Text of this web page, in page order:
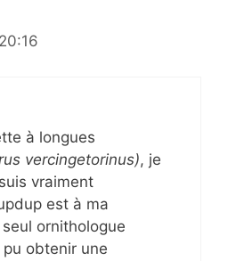
à longues
vercingetorinus), je
vraiment
est à ma
ornithologue
obtenir une